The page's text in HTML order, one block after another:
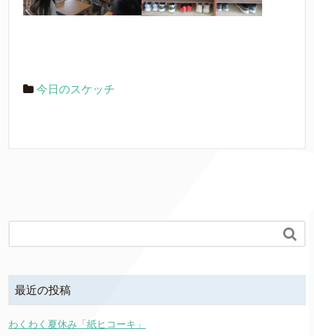
今日のスケッチ

最近の投稿
わくわく夏休み「紙ヒコーキ」